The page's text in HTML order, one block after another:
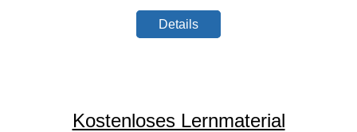
Details
Kostenloses Lernmaterial